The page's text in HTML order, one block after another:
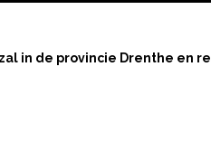
in de provincie Drenthe en